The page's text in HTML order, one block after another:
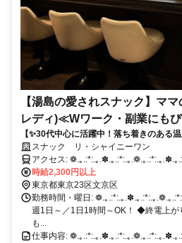
【湯島の愛されスナック】マ
レディ)≪Wワーク・副業にも
かい空間≫
【✨30代中心に活躍中！落ち着きのある
島で優しいママのお⼿伝い始めませんか
⾃由シフトで終電上がりOK◎⻑く安心し
スナック リ・シャイニーワン
アクセス: ❁.｡.:*:.｡.✽.｡.:*:.｡.❁.｡.:*:.｡.✽.｡.:*:.｡.❁ ✅湯島駅徒歩2分 ✅御徒
町駅徒歩2分 ✅上野駅徒歩5分 \アクセス抜群の好立地！駅チカで通い
やすい♪/ 湯島駅・御徒町駅・上野駅から 徒歩スグの便利な立地♪ さら
に、上野広小路駅・上野御徒町駅 仲御
歩圏内で 通勤ラクラク♪ 秋葉原駅・神田駅・浅草駅・根津駅 新御茶
ノ水駅・末広町駅・日本橋駅 東京駅・
換1本でスイスイ通えます！ 学校や仕
時給2,300円以上
東京都東京23区文京区
勤務時間・曜日: ❁.｡.:*:.｡.✽.｡.:*:.｡.❁.｡
週1日～／1日1時間～OK！ ◆終電上
も...
仕事内容: ❁.｡.:*:.｡.✽.｡.:*:.｡.❁.｡.:*:.｡.✽.｡